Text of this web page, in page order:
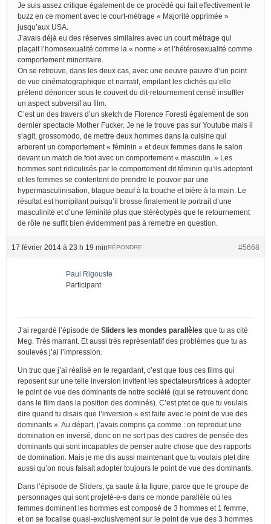
Je suis assez critique également de ce procédé qui fait effectivement le
buzz en ce moment avec le court-métrage « Majorité opprimée »
jusqu’aux USA.
J’avais déjà eu des réserves similaires avec un court métrage qui
plaçait l’homosexualité comme la « norme » et l’hétérosexualité comme
comportement minoritaire.
On se retrouve, dans les deux cas, avec une oeuvre pauvre d’un point
de vue cinématographique et narratif, empilant les clichés qu’elle
prétend dénoncer sous le couvert du dit-retournement censé insuffler
un aspect subversif au film.
C’est un des travers d’un sketch de Florence Foresti également de son
dernier spectacle Mother Fucker. Je ne le trouve pas sur Youtube mais il
s’agit, grossomodo, de mettre deux hommes dans la cuisine qui
arborent un comportement « féminin » et deux femmes dans le salon
devant un match de foot avec un comportement « masculin. » Les
hommes sont ridiculisés par le comportement dit féminin qu’ils adoptent
et les femmes se contentent de prendre le pouvoir par une
hypermasculinisation, blague beauf à la bouche et bière à la main. Le
résultat est horripilant puisqu’il brosse finalement le portrait d’une
masculinité et d’une féminité plus que stéréotypés que le retournement
de rôle ne suffit bien évidemment pas à remettre en question.
17 février 2014 à 23 h 19 min #5668
RÉPONDRE
Paul Rigouste
Participant
J’ai regardé l’épisode de Sliders les mondes parallèles que tu as cité
Meg. Très marrant. Et aussi très représentatif des problèmes que tu as
soulevés j’ai l’impression.
Un truc que j’ai réalisé en le regardant, c’est que tous ces films qui
reposent sur une telle inversion invitent les spectateurs/trices à adopter
le point de vue des dominants de notre société (qui se retrouvent donc
dans le film dans la position des dominés). C’est ptet ce que tu voulais
dire quand tu disais que l’inversion « est faite avec le point de vue des
dominants ». Au départ, j’avais compris ça comme : on reproduit une
domination en inversé, donc on ne sort pas des cadres de pensée des
dominants qui sont incapables de penser autre chose que des rapports
de domination. Mais je me dis aussi maintenant que tu voulais ptet dire
aussi qu’on nous faisait adopter toujours le point de vue des dominants.
Dans l’épisode de Sliders, ça saute à la figure, parce que le groupe de
personnages qui sont projeté-e-s dans ce monde parallèle où les
femmes dominent les hommes est composé de 3 hommes et 1 femme,
et on se focalise quasi-exclusivement sur le point de vue des 3 hommes